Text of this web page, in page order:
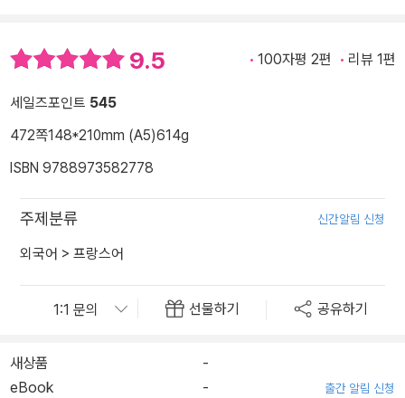
9.5 100자평 2편 리뷰 1편
세일즈포인트 545
472쪽148*210mm (A5)614g
ISBN 9788973582778
주제분류 신간알림 신청
외국어 > 프랑스어
선물하기 공유하기
새상품
-
eBook
- 출간 알림 신청